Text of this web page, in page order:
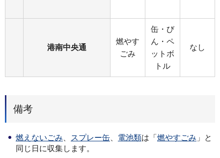
港南中央通
燃やす
ごみ
缶・び
ん・ペ
ットボ
トル
なし
備考
燃えないごみ スプレー缶 電池類は「 燃やすごみ 」と
同じ日に収集します。